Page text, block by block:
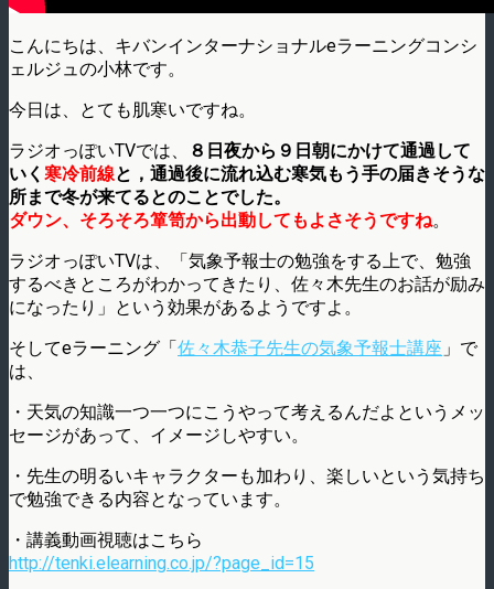
こんにちは、キバンインターナショナルeラーニングコンシ
ェルジュの小林です。
今日は、とても肌寒いですね。
ラジオっぽいTVでは、
８日夜から９日朝にかけて通過して
いく 寒冷前線と，通過後に流れ込む寒気もう手の届きそうな
所まで冬が来てるとのことでした。
ダウン、そろそろ箪笥から出動してもよさそうですね。
ラジオっぽいTVは、「気象予報士の勉強をする上で、勉強
するべきところがわかってきたり、佐々木先生のお話が励み
になったり」という効果があるようですよ。
そしてeラーニング「佐々木恭子先生の気象予報士講座 」で
は、
・天気の知識一つ一つにこうやって考えるんだよというメッ
セージがあって、イメージしやすい。
・先生の明るいキャラクターも加わり、楽しいという気持ち
で勉強できる内容となっています。
・講義動画視聴はこちら
http://tenki.elearning.co.jp/?page_id=15